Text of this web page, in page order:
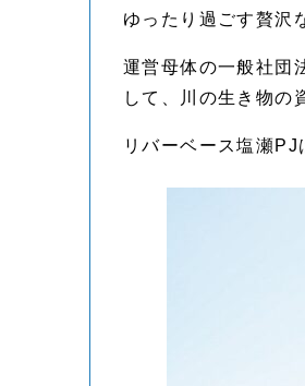
ゆったり過ごす贅沢
運営母体の一般社団
して、川の生き物の
リバーベース塩瀬PJ